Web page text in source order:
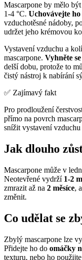
Mascarpone by mělo
1-4 °C. Uchovávejte
vzduchotěsné nádoby,
udržet jeho krémovou
Vystavení vzduchu a
mascarpone. Vyhněte
delší dobu, protože to
čistý nástroj k nabírání
✅ Zajímavý fakt
Pro prodloužení
přímo na povrch
snížit vystavení
Jak dlouho
Mascarpone může v
Neotevřené vydrží 1-2
zmrazit až na 2 měsíce,
změnit.
Co udělat se
Zbylý mascarpone lze
Přidejte ho do omáčky
texturu, nebo ho